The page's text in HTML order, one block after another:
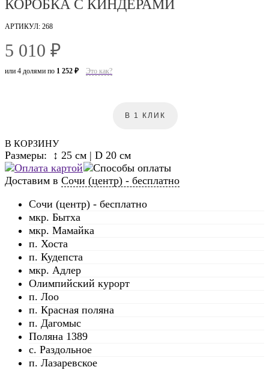
КОРОБКА С КИНДЕРАМИ
АРТИКУЛ: 268
5 010 ₽
или 4 долями по 1 252 ₽ Это как?
В КОРЗИНУ
В 1 КЛИК
Размеры: ↕ 25 см | D 20 см
Доставим в Сочи (центр) - бесплатно
Сочи (центр) - бесплатно
мкр. Бытха
мкр. Мамайка
п. Хоста
п. Кудепста
мкр. Адлер
Олимпийский курорт
п. Лоо
п. Красная поляна
п. Дагомыс
Поляна 1389
с. Раздольное
п. Лазаревское